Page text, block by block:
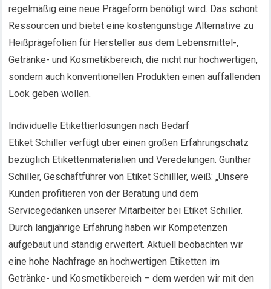
regelmäßig eine neue Prägeform benötigt wird. Das schont
Ressourcen und bietet eine kostengünstige Alternative zu
Heißprägefolien für Hersteller aus dem Lebensmittel-,
Getränke- und Kosmetikbereich, die nicht nur hochwertigen,
sondern auch konventionellen Produkten einen auffallenden
Look geben wollen.
Individuelle Etikettierlösungen nach Bedarf
Etiket Schiller verfügt über einen großen Erfahrungschatz
bezüglich Etikettenmaterialien und Veredelungen. Gunther
Schiller, Geschäftführer von Etiket Schilller, weiß: „Unsere
Kunden profitieren von der Beratung und dem
Servicegedanken unserer Mitarbeiter bei Etiket Schiller.
Durch langjährige Erfahrung haben wir Kompetenzen
aufgebaut und ständig erweitert. Aktuell beobachten wir
eine hohe Nachfrage an hochwertigen Etiketten im
Getränke- und Kosmetikbereich – dem werden wir mit den